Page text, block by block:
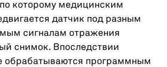
которому медицинским
датчик под разным
сигналам отражения
снимок. Впоследствии
обрабатываются программным